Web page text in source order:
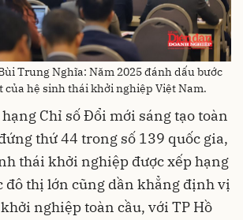
Trung Nghĩa: Năm 2025 đánh dấu bước
của hệ sinh thái khởi nghiệp Việt Nam.
Chỉ số Đổi mới sáng tạo toàn
thứ 44 trong số 139 quốc gia,
thái khởi nghiệp được xếp hạng
đô thị lớn cũng dần khẳng định vị
nghiệp toàn cầu, với TP Hồ